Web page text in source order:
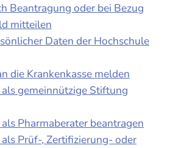
Beantragung oder bei Bezug
mitteilen
Daten der Hochschule
die Krankenkasse melden
gemeinnützige Stiftung
Pharmaberater beantragen
Prüf-, Zertifizierung- oder